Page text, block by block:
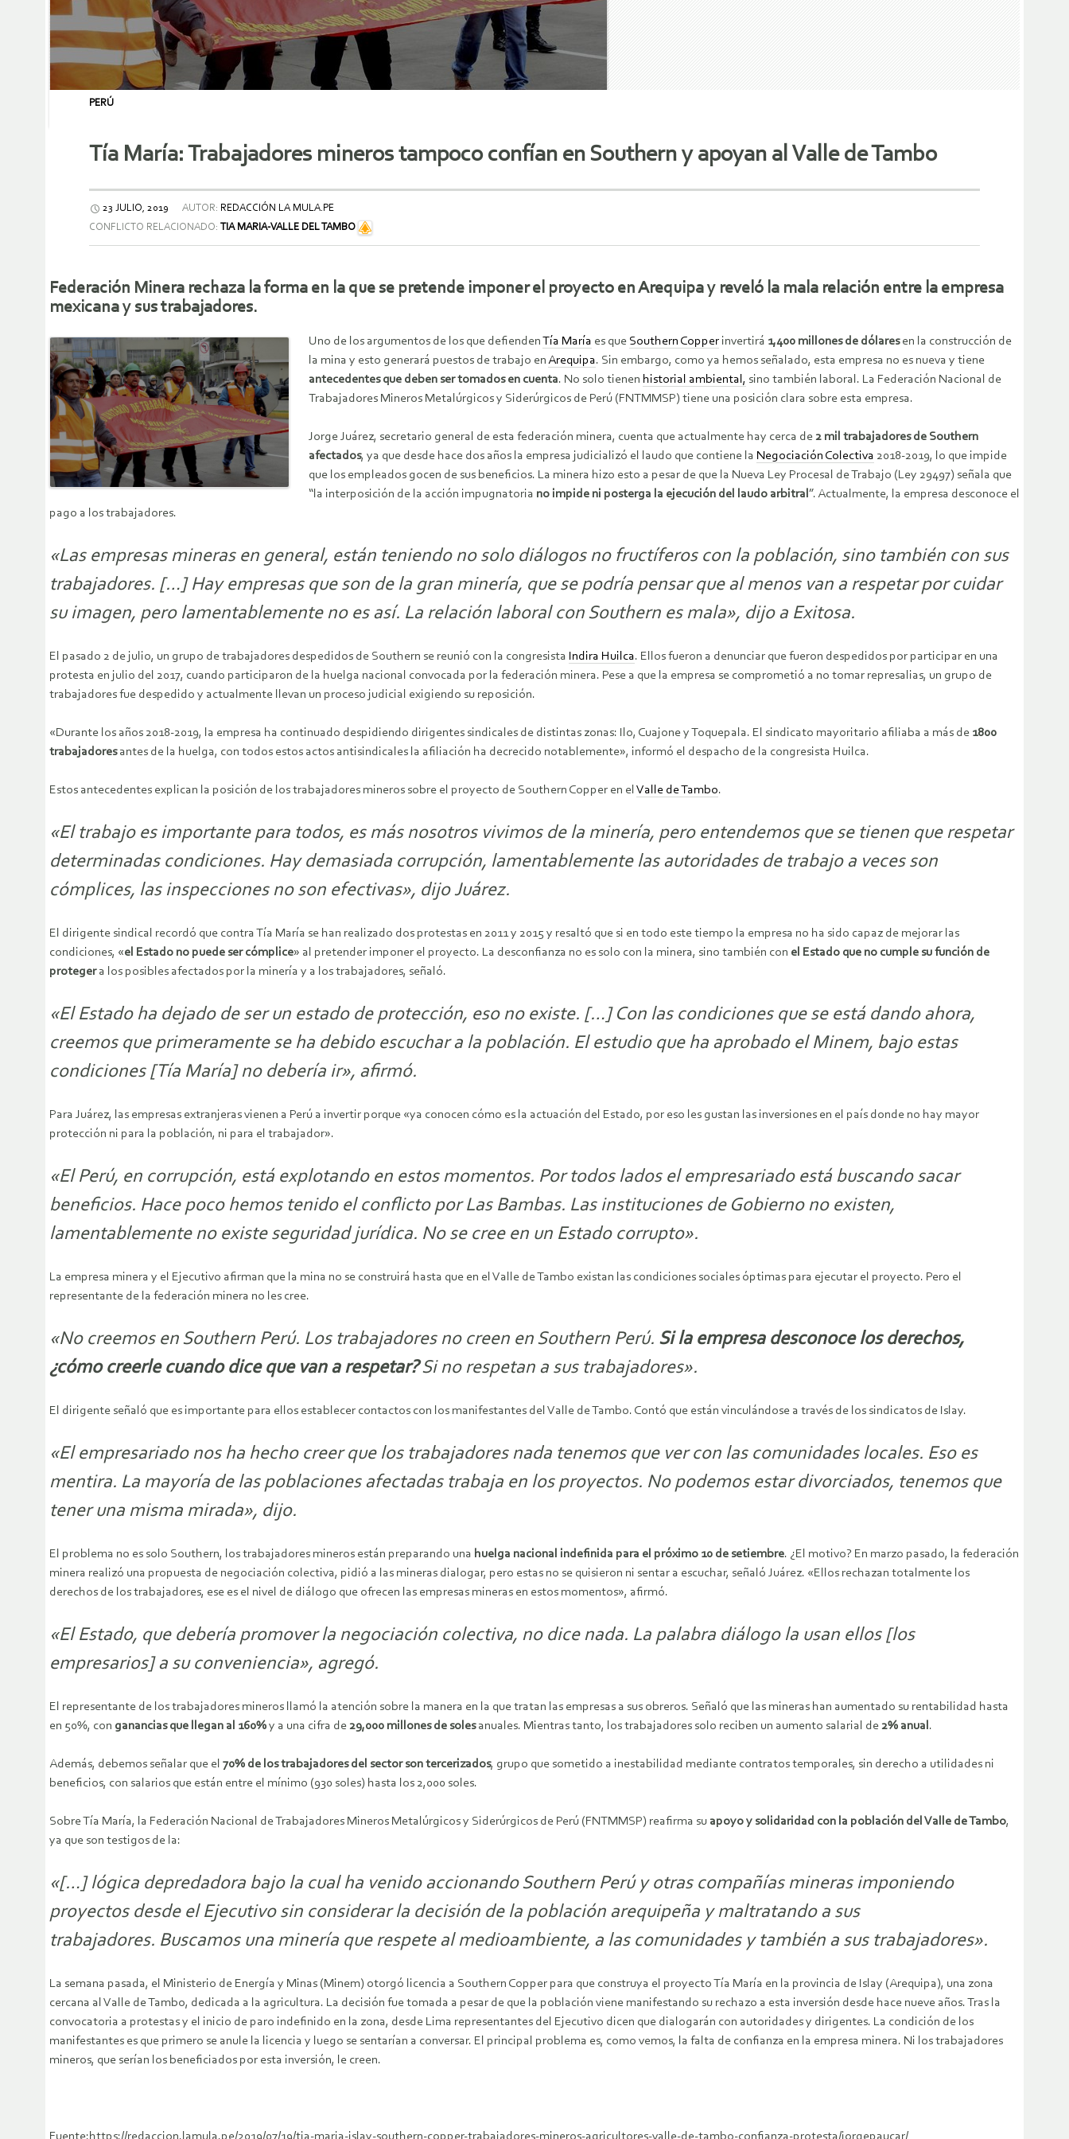
PERÚ
Tía María: Trabajadores mineros tampoco confían en Southern y apoyan al Valle de Tambo
23 JULIO, 2019 AUTOR: REDACCIÓN LA MULA.PE
CONFLICTO RELACIONADO:
TIA MARIA-VALLE DEL TAMBO
Federación Minera rechaza la forma en la que se pretende imponer el proyecto en Arequipa y reveló la mala relación entre la empresa
mexicana y sus trabajadores.
Uno de los argumentos de los que defiendenTía María es que Southern Copper invertirá 1,400 millones de dólaresen la construcción de
la mina y esto generará puestos de trabajo enArequipa. Sin embargo, como ya hemos señalado, esta empresa no es nueva y tiene
antecedentes que deben ser tomados en cuenta. No solo tienen historial ambiental, sino también laboral. La Federación Nacional de
Trabajadores Mineros Metalúrgicos y Siderúrgicos de Perú (FNTMMSP) tiene una posición clara sobre esta empresa.
Jorge Juárez, secretario general de esta federación minera, cuenta que actualmente hay cerca de2 mil trabajadores de Southern
afectados, ya que desde hace dos años la empresa judicializó el laudo que contiene la Negociación Colectiva 2018-2019, lo que impide
que los empleados gocen de sus beneficios. La minera hizo esto a pesar de que la Nueva Ley Procesal de Trabajo (Ley 29497) señala que
“la interposición de la acción impugnatoria no impide ni posterga la ejecución del laudo arbitral ”. Actualmente, la empresa desconoce el
pago a los trabajadores.
«Las empresas mineras en general, están teniendo no solo diálogos no fructíferos con la población, sino también con sus
trabajadores. […] Hay empresas que son de la gran minería, que se podría pensar que al menos van a respetar por cuidar
su imagen, pero lamentablemente no es así. La relación laboral con Southern es mala», dijo a Exitosa.
El pasado 2 de julio, un grupo de trabajadores despedidos de Southern se reunió con la congresista Indira Huilca. Ellos fueron a denunciar que fueron despedidos por participar en una
protesta en julio del 2017, cuando participaron de la huelga nacional convocada por la federación minera. Pese a que la empresa se comprometió a no tomar represalias, un grupo de
trabajadores fue despedido y actualmente llevan un proceso judicial exigiendo su reposición.
«Durante los años 2018-2019, la empresa ha continuado despidiendo dirigentes sindicales de distintas zonas: Ilo, Cuajone y Toquepala. El sindicato mayoritario afiliaba a más de 1800
trabajadoresantes de la huelga, con todos estos actos antisindicales la afiliación ha decrecido notablemente», informó el despacho de la congresista Huilca.
Estos antecedentes explican la posición de los trabajadores mineros sobre el proyecto de Southern Copper en el Valle de Tambo.
«El trabajo es importante para todos, es más nosotros vivimos de la minería, pero entendemos que se tienen que respetar
determinadas condiciones. Hay demasiada corrupción, lamentablemente las autoridades de trabajo a veces son
cómplices, las inspecciones no son efectivas», dijo Juárez.
El dirigente sindical recordó que contra Tía María se han realizado dos protestas en 2011 y 2015 y resaltó que si en todo este tiempo la empresa no ha sido capaz de mejorar las
condiciones, «el Estado no puede ser cómplice» al pretender imponer el proyecto. La desconfianza no es solo con la minera, sino también con el Estado que no cumple su función de
protegera los posibles afectados por la minería y a los trabajadores, señaló.
«El Estado ha dejado de ser un estado de protección, eso no existe. […] Con las condiciones que se está dando ahora,
creemos que primeramente se ha debido escuchar a la población. El estudio que ha aprobado el Minem, bajo estas
condiciones [Tía María] no debería ir», afirmó.
Para Juárez, las empresas extranjeras vienen a Perú a invertir porque «ya conocen cómo es la actuación del Estado, por eso les gustan las inversiones en el país donde no hay mayor
protección ni para la población, ni para el trabajador».
«El Perú, en corrupción, está explotando en estos momentos. Por todos lados el empresariado está buscando sacar
beneficios. Hace poco hemos tenido el conflicto por Las Bambas. Las instituciones de Gobierno no existen,
lamentablemente no existe seguridad jurídica. No se cree en un Estado corrupto».
La empresa minera y el Ejecutivo afirman que la mina no se construirá hasta que en el Valle de Tambo existan las condiciones sociales óptimas para ejecutar el proyecto. Pero el
representante de la federación minera no les cree.
«No creemos en Southern Perú. Los trabajadores no creen en Southern Perú. Si la empresa desconoce los derechos,
¿cómo creerle cuando dice que van a respetar?Si no respetan a sus trabajadores».
El dirigente señaló que es importante para ellos establecer contactos con los manifestantes del Valle de Tambo. Contó que están vinculándose a través de los sindicatos de Islay.
«El empresariado nos ha hecho creer que los trabajadores nada tenemos que ver con las comunidades locales. Eso es
mentira. La mayoría de las poblaciones afectadas trabaja en los proyectos. No podemos estar divorciados, tenemos que
tener una misma mirada», dijo.
El problema no es solo Southern, los trabajadores mineros están preparando una huelga nacional indefinida para el próximo 10 de setiembre. ¿El motivo? En marzo pasado, la federación
minera realizó una propuesta de negociación colectiva, pidió a las mineras dialogar, pero estas no se quisieron ni sentar a escuchar, señaló Juárez. «Ellos rechazan totalmente los
derechos de los trabajadores, ese es el nivel de diálogo que ofrecen las empresas mineras en estos momentos», afirmó.
«El Estado, que debería promover la negociación colectiva, no dice nada. La palabra diálogo la usan ellos [los
empresarios] a su conveniencia», agregó.
El representante de los trabajadores mineros llamó la atención sobre la manera en la que tratan las empresas a sus obreros. Señaló que las mineras han aumentado su rentabilidad hasta
en 50%, con ganancias que llegan al 160%y a una cifra de29,000 millones de solesanuales. Mientras tanto, los trabajadores solo reciben un aumento salarial de2% anual .
Además, debemos señalar que el 70% de los trabajadores del sector son tercerizados, grupo que sometido a inestabilidad mediante contratos temporales, sin derecho a utilidades ni
beneficios, con salarios que están entre el mínimo (930 soles) hasta los 2,000 soles.
Sobre Tía María, la Federación Nacional de Trabajadores Mineros Metalúrgicos y Siderúrgicos de Perú (FNTMMSP) reafirma su apoyo y solidaridad con la población del Valle de Tambo,
ya que son testigos de la:
«[…] lógica depredadora bajo la cual ha venido accionando Southern Perú y otras compañías mineras imponiendo
proyectos desde el Ejecutivo sin considerar la decisión de la población arequipeña y maltratando a sus
trabajadores. Buscamos una minería que respete al medioambiente, a las comunidades y también a sus trabajadores».
La semana pasada, el Ministerio de Energía y Minas (Minem) otorgó licencia a Southern Copper para que construya el proyecto Tía María en la provincia de Islay (Arequipa), una zona
cercana al Valle de Tambo, dedicada a la agricultura. La decisión fue tomada a pesar de que la población viene manifestando su rechazo a esta inversión desde hace nueve años. Tras la
convocatoria a protestas y el inicio de paro indefinido en la zona, desde Lima representantes del Ejecutivo dicen que dialogarán con autoridades y dirigentes. La condición de los
manifestantes es que primero se anule la licencia y luego se sentarían a conversar. El principal problema es, como vemos, la falta de confianza en la empresa minera. Ni los trabajadores
mineros, que serían los beneficiados por esta inversión, le creen.